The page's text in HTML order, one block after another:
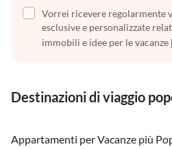
Vorrei ricevere regolarmente
esclusive e personalizzate
immobili e idee per le vacanze
Destinazioni di viaggio
Appartamenti per Vacanze più